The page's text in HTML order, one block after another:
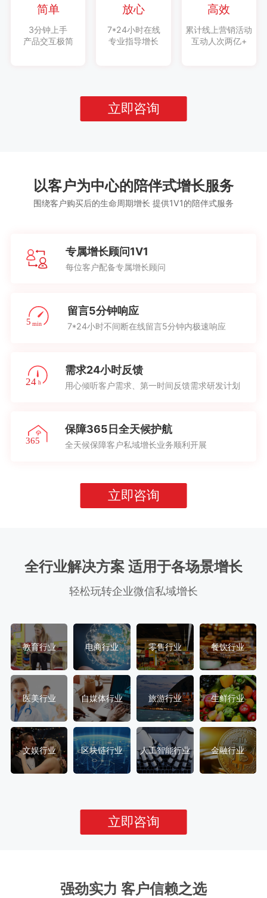
简单
3分钟上手
产品交互极简
放心
7*24小时在线
专业指导增长
高效
累计线上营销活动
互动人次两亿+
立即咨询
以客户为中心的陪伴式增长服务
围绕客户购买后的生命周期增长 提供1V1的陪伴式服务
专属增长顾问1V1
每位客户配备专属增长顾问
留言5分钟响应
7*24小时不间断在线留言5分钟内极速响应
需求24小时反馈
用心倾听客户需求、第一时间反馈需求研发计划
保障365日全天候护航
全天候保障客户私域增长业务顺利开展
立即咨询
全行业解决方案 适用于各场景增长
轻松玩转企业微信私域增长
教育行业 电商行业 零售行业 餐饮行业
医美行业 自媒体行业 旅游行业 生鲜行业
文娱行业 区块链行业 人工智能行业 金融行业
立即咨询
强劲实力 客户信赖之选